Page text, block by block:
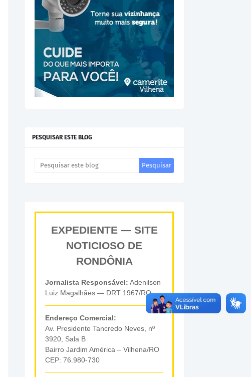
PESQUISAR ESTE BLOG
EXPEDIENTE — SITE
NOTICIOSO DE
RONDÔNIA
Jornalista Responsável: Adenilson
Luiz Magalhães — DRT 1967/RO
Endereço Comercial:
Av. Presidente Tancredo Neves, nº
3920, Sala B
Bairro Jardim América – Vilhena/RO
CEP: 76.980-730